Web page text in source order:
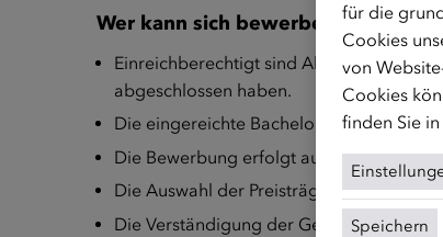
Wer kann sich bewerben?
Einreichberechtigt sind Absolventinnen
abgeschlossen haben.
Die eingereichte Bachelor-, Diplom-/
Die Bewerbung erfolgt ausschließlich
Die Auswahl der Preisträger/innen
Die Verständigung der Gewinner/innen
für die
Cookies
von
Cookies
finden Sie
Speichern